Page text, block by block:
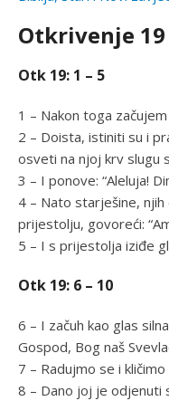
Otkrivenje 19
Otk 19: 1 – 5
1 – Nakon toga
2 – Doista, istiniti su i
osveti na njoj krv slugu
3 – I ponove: “Aleluja!
4 – Nato starješine,
prijestolju, govoreći:
5 – I s prijestolja iziđe
Otk 19: 6 – 10
6 – I začuh kao glas
Gospod, Bog naš
7 – Radujmo se i
8 – Dano joj je odjenuti